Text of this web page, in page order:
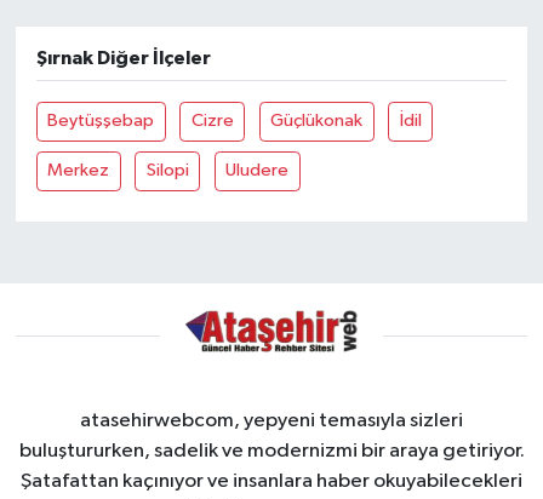
Şırnak Diğer İlçeler
Beytüşşebap Cizre Güçlükonak İdil
Merkez Silopi Uludere
atasehirwebcom, yepyeni temasıyla sizleri
buluştururken, sadelik ve modernizmi bir araya getiriyor.
Şatafattan kaçınıyor ve insanlara haber okuyabilecekleri